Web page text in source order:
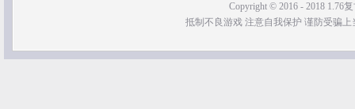
Copyright © 2016 - 2018 1.76
抵制不良游戏 注意自我保护 谨防受骗